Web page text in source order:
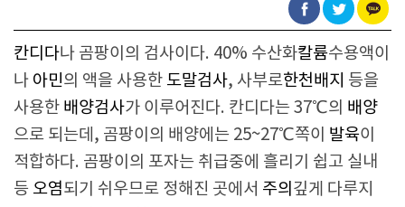
칸디다나 곰팡이의 검사이다. 40% 수산화칼륨수용액이
나 아민의 액을 사용한 도말검사, 사부로한천배지 등을
사용한 배양검사가 이루어진다. 칸디다는 37℃의 배양
으로 되는데, 곰팡이의 배양에는 25~27℃쪽이 발육이
적합하다. 곰팡이의 포자는 취급중에 흘리기 쉽고 실내
등 오염되기 쉬우므로 정해진 곳에서 주의 깊게 다루지